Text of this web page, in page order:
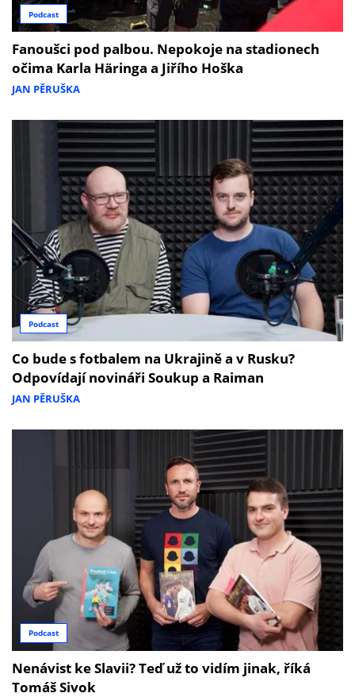
Podcast
Fanoušci pod palbou. Nepokoje na stadionech
očima Karla Häringa a Jiřího Hoška
JAN PĚRUŠKA
Podcast
Co bude s fotbalem na Ukrajině a v Rusku?
Odpovídají novináři Soukup a Raiman
JAN PĚRUŠKA
Podcast
Nenávist ke Slavii? Teď už to vidím jinak, říká
Tomáš Sivok